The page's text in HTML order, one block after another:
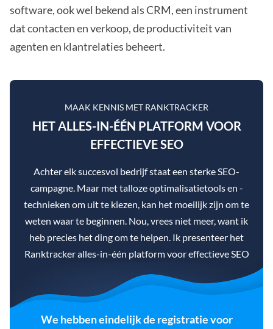
software, ook wel bekend als CRM, een instrument
dat contacten en verkoop, de productiviteit van
agenten en klantrelaties beheert.
MAAK KENNIS MET RANKTRACKER
HET ALLES-IN-ÉÉN PLATFORM VOOR
EFFECTIEVE SEO
Achter elk succesvol bedrijf staat een sterke SEO-
campagne. Maar met talloze optimalisatietools en -
technieken om uit te kiezen, kan het moeilijk zijn om te
weten waar te beginnen. Nou, vrees niet meer, want ik
heb precies het ding om te helpen. Ik presenteer het
Ranktracker alles-in-één platform voor effectieve SEO
We hebben eindelijk de registratie voor